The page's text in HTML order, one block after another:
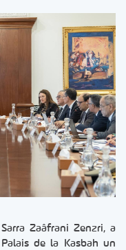
Zaâfrani Zenzri, a
de la Kasbah un